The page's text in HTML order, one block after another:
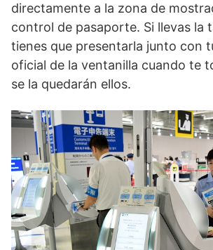
directamente a la zona de
control de pasaporte. Si llevas la
tienes que presentarla junto con
oficial de la ventanilla cuando te
se la quedarán ellos.